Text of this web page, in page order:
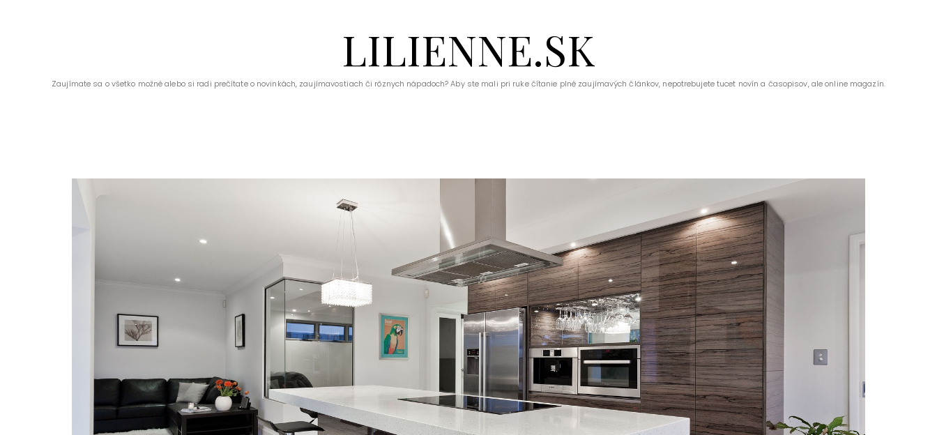
LILIENNE.SK
Zaujímate sa o všetko možné alebo si radi prečítate o novinkách, zaujímavostiach či rôznych nápadoch? Aby ste mali pri ruke čítanie plné zaujímavých článkov, nepotrebujete tucet novín a časopisov, ale online magazín.